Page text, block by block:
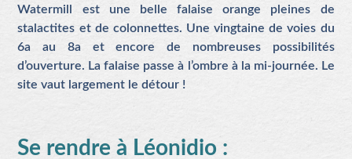
Watermill est une belle falaise orange pleines de
stalactites et de colonnettes. Une vingtaine de voies du
6a au 8a et encore de nombreuses possibilités
d’ouverture. La falaise passe à l’ombre à la mi-journée. Le
site vaut largement le détour !
Se rendre à Léonidio :